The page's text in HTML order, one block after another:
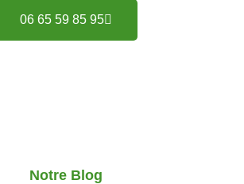
06 65 59 85 95
Notre Blog